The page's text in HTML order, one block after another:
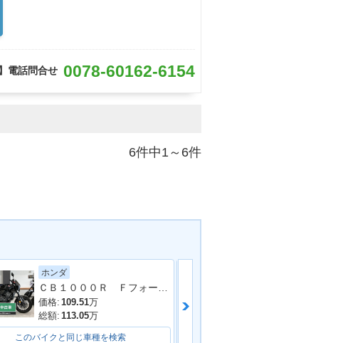
電話問合せ 0078-60162-6154
6件中1～6件
ホンダ
価格: 109.51万
総額: 113.05万
このバイクと同じ車種を検索